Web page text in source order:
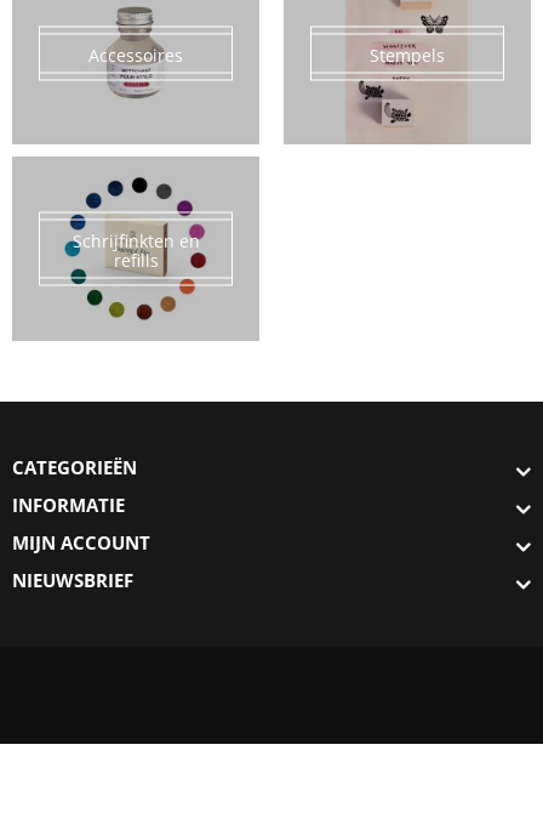
Accessoires Stempels
Schrijfinkten en
refills
CATEGORIEËN
INFORMATIE
MIJN ACCOUNT
NIEUWSBRIEF